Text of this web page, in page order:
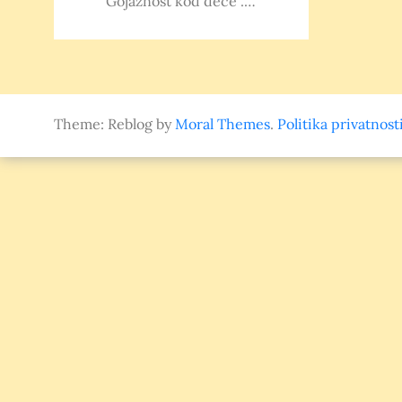
Theme: Reblog byMoral Themes. Politika